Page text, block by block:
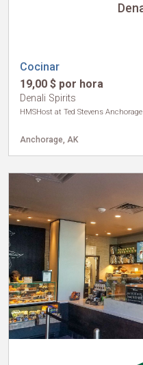
Cocinar
19,00 $ por hora
Denali Spirits
HMSHost at Ted Stevens
Anchorage, AK